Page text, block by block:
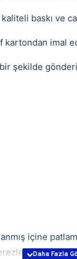
baskı ve
kartondan imal
şekilde
içine